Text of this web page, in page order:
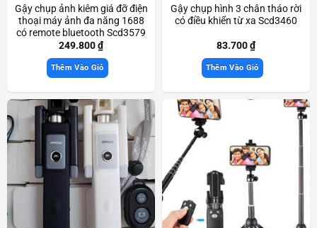
Gậy chụp ảnh kiêm giá đỡ điện
thoại máy ảnh đa năng 1688
có remote bluetooth Scd3579
249.800₫
Thêm Vào Giỏ
Gậy chụp hình 3 chân tháo rời
có điều khiển từ xa Scd3460
83.700₫
Thêm Vào Giỏ